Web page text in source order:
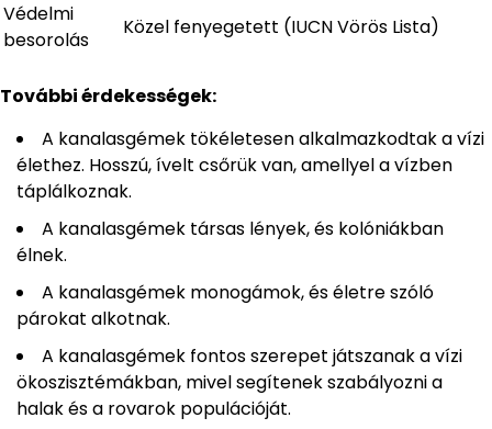
Védelmi
besorolás
Közel fenyegetett (IUCN Vörös Lista)
További érdekességek:
A kanalasgémek tökéletesen alkalmazkodtak a vízi
élethez. Hosszú, ívelt csőrük van, amellyel a vízben
táplálkoznak.
A kanalasgémek társas lények, és kolóniákban
élnek.
A kanalasgémek monogámok, és életre szóló
párokat alkotnak.
A kanalasgémek fontos szerepet játszanak a vízi
ökoszisztémákban, mivel segítenek szabályozni a
halak és a rovarok populációját.